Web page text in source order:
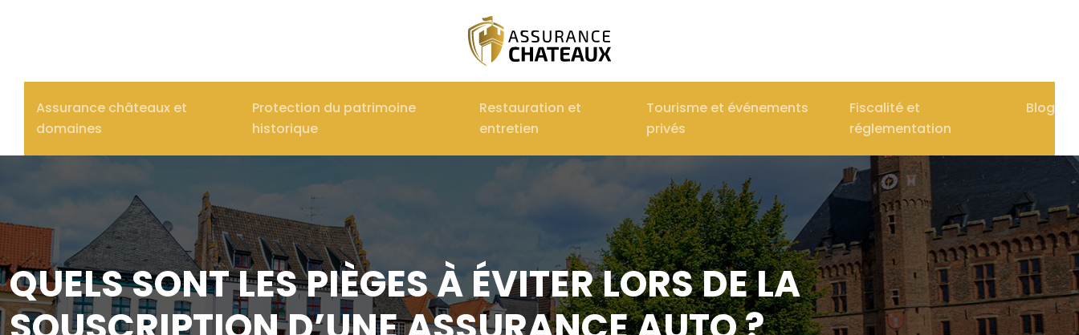
Assurance châteaux et
domaines
Protection du patrimoine
historique
Restauration et
entretien
Tourisme et événements
privés
Fiscalité et
réglementation
Blog
QUELS SONT LES PIÈGES À ÉVITER LORS DE LA